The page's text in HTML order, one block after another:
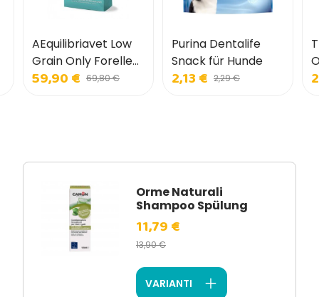
AEquilibriavet Low
Grain Only Forelle
für Hunde
59,90 € 69,80 €
Purina Dentalife
Snack für Hunde
2,13 € 2,29 €
Orme Naturali
Shampoo Spülung
11,79 €
13,90 €
VARIANTI